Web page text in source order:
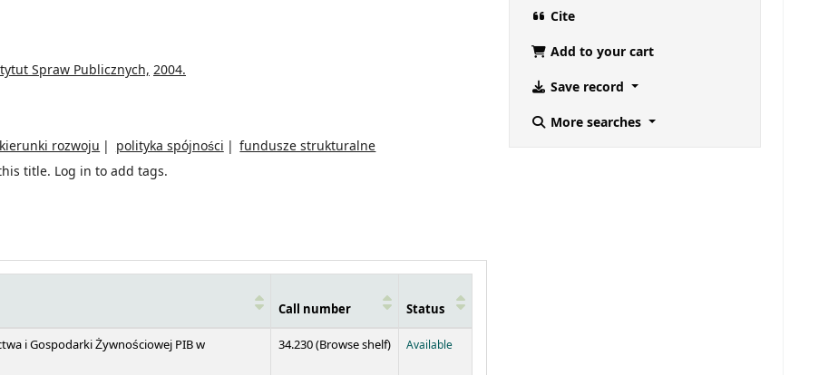
Spraw Publicznych, 2004.
kierunki rozwoju polityka spójności
fundusze strukturalne
title. Log in to add tags.
Call number Status
i Gospodarki Żywnościowej PIB w
34.230 (Browse shelf(Opens below)
) Available
Cite
Add to your cart
Save record
More searches